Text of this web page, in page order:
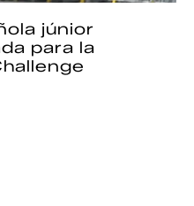
júnior
para la